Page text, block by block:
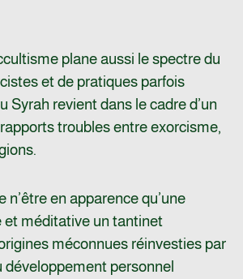
plane aussi le spectre du
et de pratiques parfois
Syrah revient dans le cadre d’un
troubles entre exorcisme,
n’être en apparence qu’une
et méditative un tantinet
méconnues réinvesties par
développement personnel